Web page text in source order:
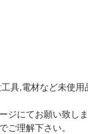
具,電材など未使
ジにてお願い致しま
ご理解下さい。